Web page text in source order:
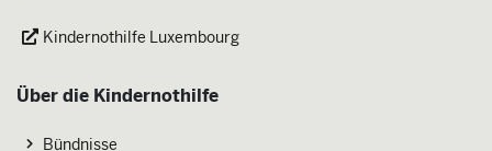
Kindernothilfe Luxembourg
Über die Kindernothilfe
Bündnisse